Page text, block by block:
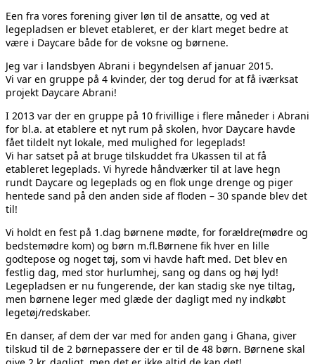
Een fra vores forening giver løn til de ansatte, og ved at
legepladsen er blevet etableret, er der klart meget bedre at
være i Daycare både for de voksne og børnene.
Jeg var i landsbyen Abrani i begyndelsen af januar 2015.
Vi var en gruppe på 4 kvinder, der tog derud for at få iværksat
projekt Daycare Abrani!
I 2013 var der en gruppe på 10 frivillige i flere måneder i Abrani
for bl.a. at etablere et nyt rum på skolen, hvor Daycare havde
fået tildelt nyt lokale, med mulighed for legeplads!
Vi har satset på at bruge tilskuddet fra Ukassen til at få
etableret legeplads. Vi hyrede håndværker til at lave hegn
rundt Daycare og legeplads og en flok unge drenge og piger
hentede sand på den anden side af floden – 30 spande blev det
til!
Vi holdt en fest på 1.dag børnene mødte, for forældre(mødre og
bedstemødre kom) og børn m.fl.Børnene fik hver en lille
godtepose og noget tøj, som vi havde haft med. Det blev en
festlig dag, med stor hurlumhej, sang og dans og høj lyd!
Legepladsen er nu fungerende, der kan stadig ske nye tiltag,
men børnene leger med glæde der dagligt med ny indkøbt
legetøj/redskaber.
En danser, af dem der var med for anden gang i Ghana, giver
tilskud til de 2 børnepassere der er til de 48 børn. Børnene skal